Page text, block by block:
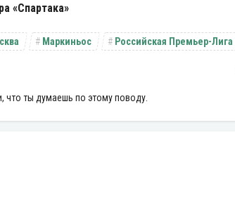
«Спартака»
Маркиньос Российская Премьер-
что ты думаешь по этому поводу.